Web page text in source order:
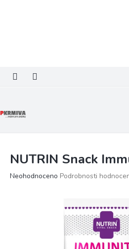
NUTRIN Snack
Průměrné
Neohodnoceno Podrobnosti